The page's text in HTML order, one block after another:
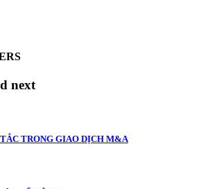
next
TRONG GIAO DỊCH M&A